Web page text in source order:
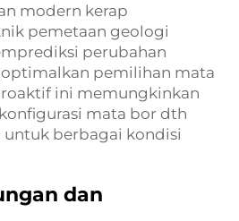
modern kerap
pemetaan geologi
perubahan
pemilihan mata
ini memungkinkan
mata bor dth
untuk berbagai kondisi
dan